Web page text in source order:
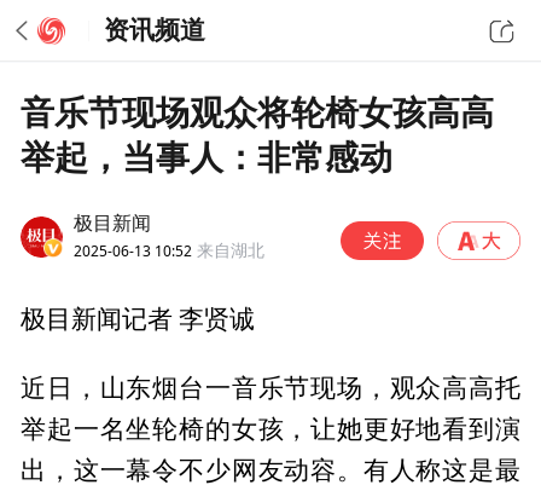
资讯频道
音乐节现场观众将轮椅女孩高高
举起，当事人：非常感动
极目新闻
2025-06-13 10:52 来自湖北
极目新闻记者 李贤诚
近日，山东烟台一音乐节现场，观众高高托
举起一名坐轮椅的女孩，让她更好地看到演
出，这一幕令不少网友动容。有人称这是最